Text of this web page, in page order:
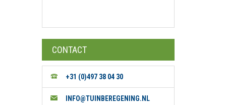
CONTACT
+31 (0)497 38 04 30
INFO@TUINBEREGENING.NL